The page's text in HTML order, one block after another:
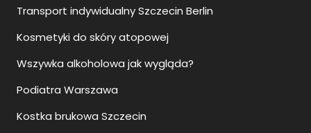
Transport indywidualny Szczecin Berlin
Kosmetyki do skóry atopowej
Wszywka alkoholowa jak wygląda?
Podiatra Warszawa
Kostka brukowa Szczecin